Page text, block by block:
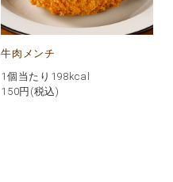
牛肉メンチ
1個当たり198kcal
150円(税込)